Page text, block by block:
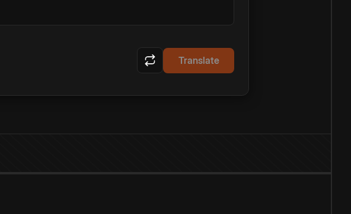
Translate